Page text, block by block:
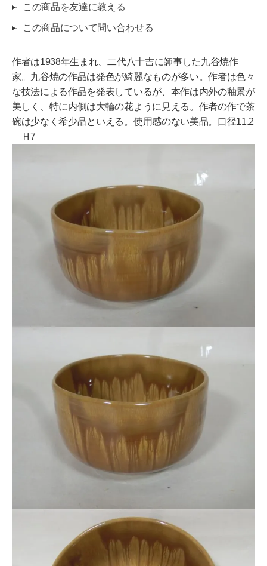
この商品を友達に教える
この商品について問い合わせる
作者は1938年生まれ、二代八十吉に師事した九谷焼作
家。九谷焼の作品は発色が綺麗なものが多い。作者は色々
な技法による作品を発表しているが、本作は内外の釉景が
美しく、特に内側は大輪の花ように見える。作者の作で茶
碗は少なく希少品といえる。使用感のない美品。口径11.2
Ｈ7